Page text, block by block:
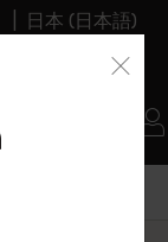
日本 (日本語)